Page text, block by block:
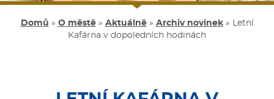
Domů » O městě » Aktuálně » Archiv novinek » Letní
Kafárna v dopoledních hodinách